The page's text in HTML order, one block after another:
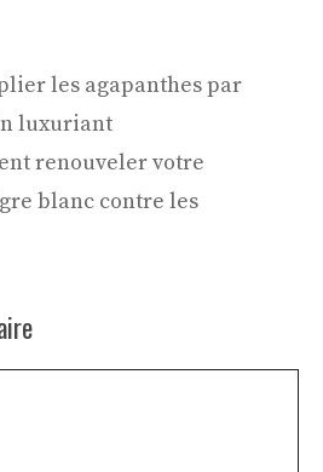
les agapanthes par
luxuriant
renouveler votre
blanc contre les